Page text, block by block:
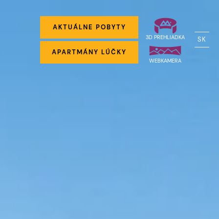
AKTUÁLNE POBYTY
APARTMÁNY LÚČKY
3D PREHLIADKA
WEBKAMERA
SK